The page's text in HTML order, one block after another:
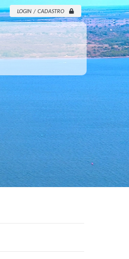
LOGIN / CADASTRO